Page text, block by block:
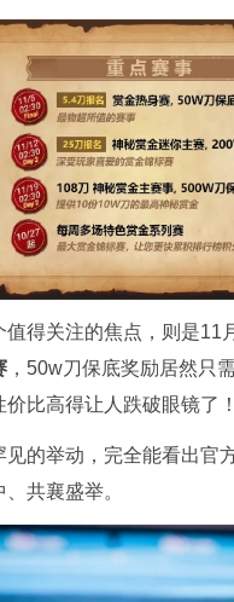
值得关注的焦点，则是11
，50w刀保底奖励居然只
比高得让人跌破眼镜了！
见的举动，完全能看出官
共襄盛举。